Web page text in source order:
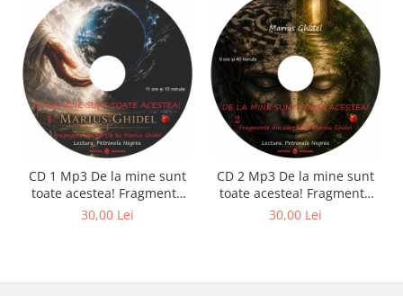
CD 1 Mp3 De la mine sunt
toate acestea! Fragmente
din cărțile lui Marius Ghidel
30,00 Lei
CD 2 Mp3 De la mine sunt
toate acestea! Fragmente
din cărțile lui Marius Ghidel
30,00 Lei